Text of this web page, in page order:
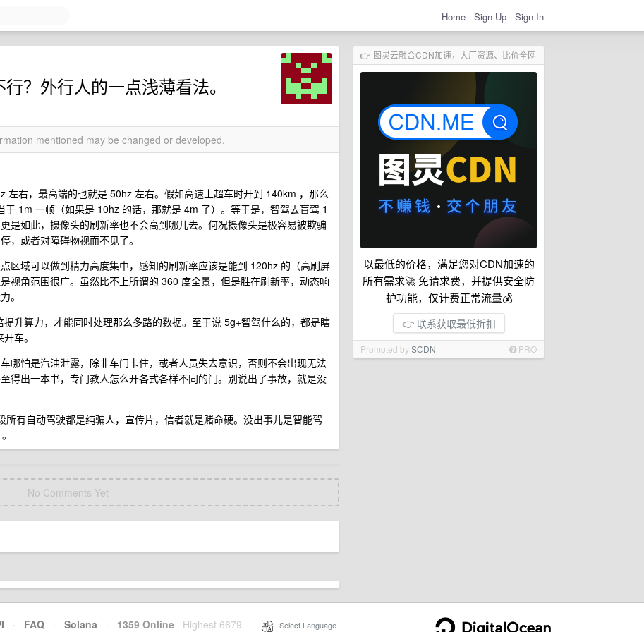
Home Sign Up Sign In
👉 图灵云融合CDN加速，大厂资源、比价全网
以最低的价格，满足您对CDN加速的
所有需求🚀 免请求费，并提供安全防
护功能，仅计费正常流量💰
👉 联系获取最低折扣
Promoted bySCDN PRO
？外行人的一点浅薄看法。
mentioned may be changed or developed.
左右，最高端的也就是 50hz 左右。假如高速上超车时开到 140km ，那么
1m 一帧（如果是 10hz 的话，那就是 4m 了）。等于是，智驾去盲驾 1
是如此，摄像头的刷新率也不会高到哪儿去。何况摄像头是极容易被欺骗
，或者对障碍物视而不见了。
区域可以做到精力高度集中，感知的刷新率应该是能到 120hz 的（高刷屏
视角范围很广。虽然比不上所谓的 360 度全景，但是胜在刷新率，动态响
。
升算力，才能同时处理那么多路的数据。至于说 5g+智驾什么的，都是瞎
车。
哪怕是汽油泄露，除非车门卡住，或者人员失去意识，否则不会出现无法
得出一本书，专门教人怎么开各式各样不同的门。别说出了事故，就是没
有自动驾驶都是纯骗人，宣传片，信者就是赌命硬。没出事儿是智能驾
No Comments Yet
· FAQ · Solana · 1359 Online Highest 6679 Select Language